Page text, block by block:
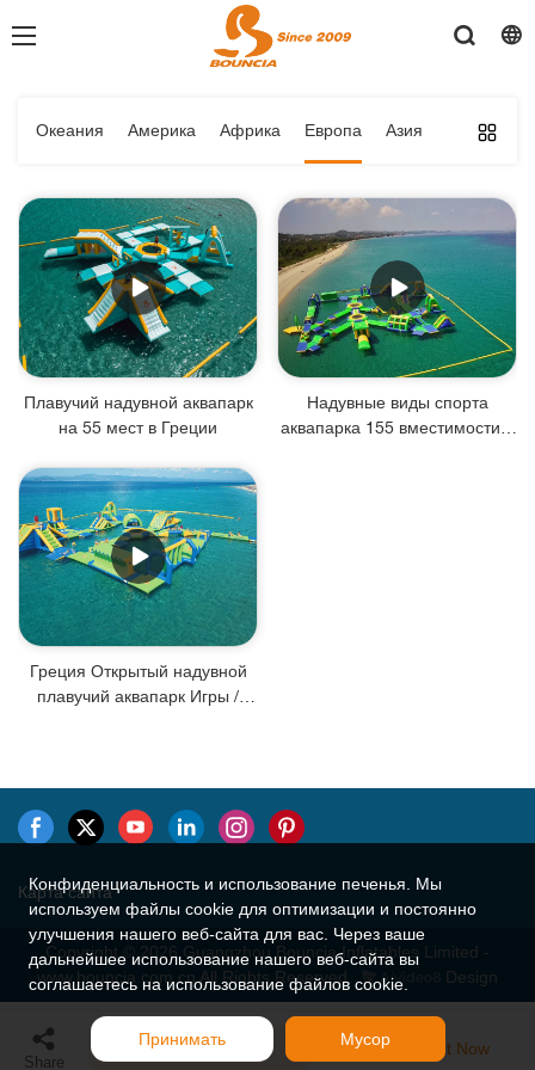
Океания Америка Африка Европа Азия
Плавучий надувной аквапарк
на 55 мест в Греции
Надувные виды спорта
аквапарка 155 вместимости в
Греция Открытый надувной
плавучий аквапарк Игры /
Карта сайта
Copyright © 2026 Guangzhou Bouncia Inflatables Limited -
www.bouncia.com.cn All Rights Reserved.
Design
Share
Send Inquiry Chat Now
Конфиденциальность и использование печенья. Мы
используем файлы cookie для оптимизации и постоянно
улучшения нашего веб-сайта для вас. Через ваше
дальнейшее использование нашего веб-сайта вы
соглашаетесь на использование файлов cookie.
Принимать Мусор